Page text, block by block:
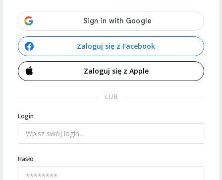
Zaloguj się z Facebook
Zaloguj się z Apple
LUB
Login
Hasło